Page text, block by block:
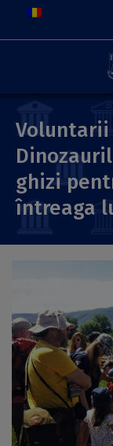
Voluntarii
ghizi
întreaga